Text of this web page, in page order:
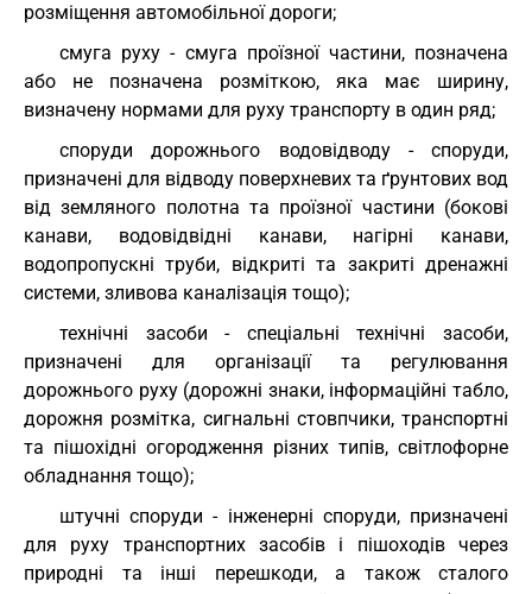
розміщення автомобільної дороги;
смуга руху - смуга проїзної частини, позначена
або не позначена розміткою, яка має ширину,
визначену нормами для руху транспорту в один ряд;
споруди дорожнього водовідводу - споруди,
призначені для відводу поверхневих та ґрунтових вод
від земляного полотна та проїзної частини (бокові
канави, водовідвідні канави, нагірні канави,
водопропускні труби, відкриті та закриті дренажні
системи, зливова каналізація тощо);
технічні засоби - спеціальні технічні засоби,
призначені для організації та регулювання
дорожнього руху (дорожні знаки, інформаційні табло,
дорожня розмітка, сигнальні стовпчики, транспортні
та пішохідні огородження різних типів, світлофорне
обладнання тощо);
штучні споруди - інженерні споруди, призначені
для руху транспортних засобів і пішоходів через
природні та інші перешкоди, а також сталого